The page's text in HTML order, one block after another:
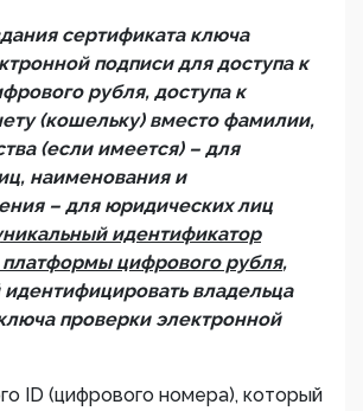
сертификата ключа
подписи для доступа к
рубля, доступа к
(кошельку) вместо фамилии,
(если имеется) – для
наименования и
– для юридических лиц
идентификатор
платформы цифрового рубля,
владельца
проверки электронной
ID (цифрового номера), который